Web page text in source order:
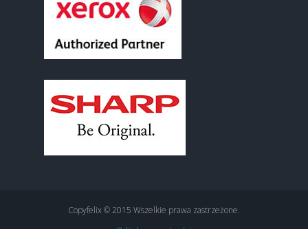
Copyfelix © 2015 Wszelkie prawa zastrzeżone.